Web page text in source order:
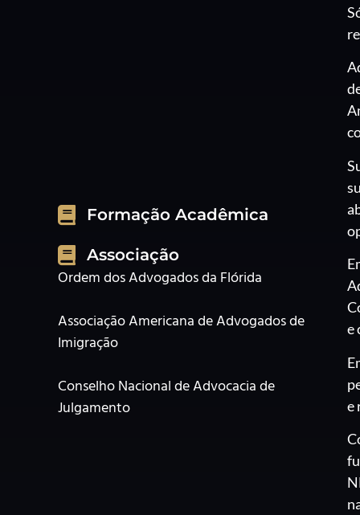
Formação Acadêmica
Associação
Ordem dos Advogados da Flórida
Associação Americana de Advogados de
Imigração
Conselho Nacional de Advocacia de
Julgamento
e
e